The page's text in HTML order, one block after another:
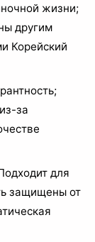
жизни;
другим
Корейский
за
для
защищены от